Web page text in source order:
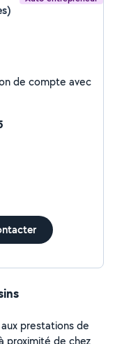
de compte avec
prestations de
proximité de chez